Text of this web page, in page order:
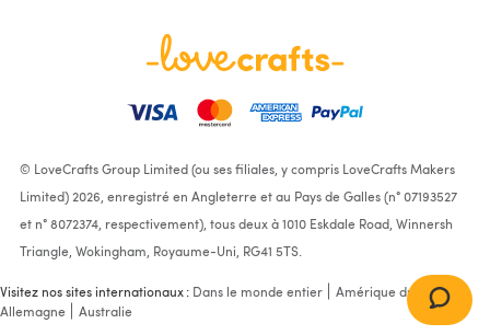
© LoveCrafts Group Limited (ou ses filiales, y compris LoveCrafts Makers
Limited) 2026, enregistré en Angleterre et au Pays de Galles (n° 07193527
et n° 8072374, respectivement), tous deux à 1010 Eskdale Road, Winnersh
Triangle, Wokingham, Royaume-Uni, RG41 5TS.
Visitez nos sites internationaux : Dans le monde entier
Amérique du Nord
Allemagne
Australie